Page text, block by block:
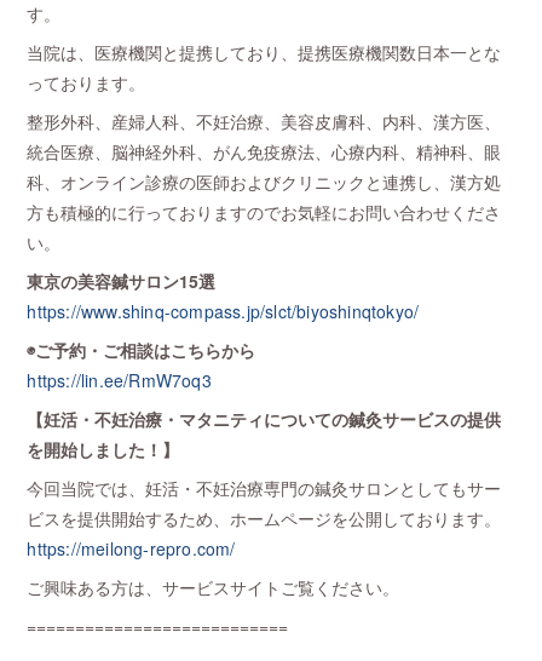
す。
当院は、医療機関と提携しており、提携医療機関数日本一とな
っております。
整形外科、産婦人科、不妊治療、美容皮膚科、内科、漢方医、
統合医療、脳神経外科、がん免疫療法、心療内科、精神科、眼
科、オンライン診療の医師およびクリニックと連携し、漢方処
方も積極的に行っておりますのでお気軽にお問い合わせくださ
い。
東京の美容鍼サロン15選
https://www.shinq-compass.jp/slct/biyoshinqtokyo/
◉ご予約・ご相談はこちらから
https://lin.ee/RmW7oq3
【妊活・不妊治療・マタニティについての鍼灸サービスの提供
を開始しました！】
今回当院では、妊活・不妊治療専門の鍼灸サロンとしてもサー
ビスを提供開始するため、ホームページを公開しております。
https://meilong-repro.com/
ご興味ある方は、サービスサイトご覧ください。
===========================